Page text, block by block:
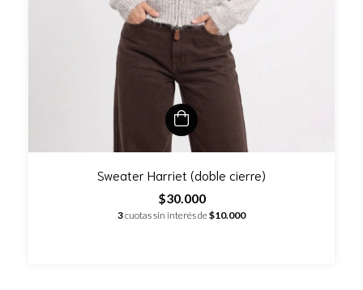
Sweater Harriet (doble cierre)
$30.000
3cuotas sin interés de$10.000